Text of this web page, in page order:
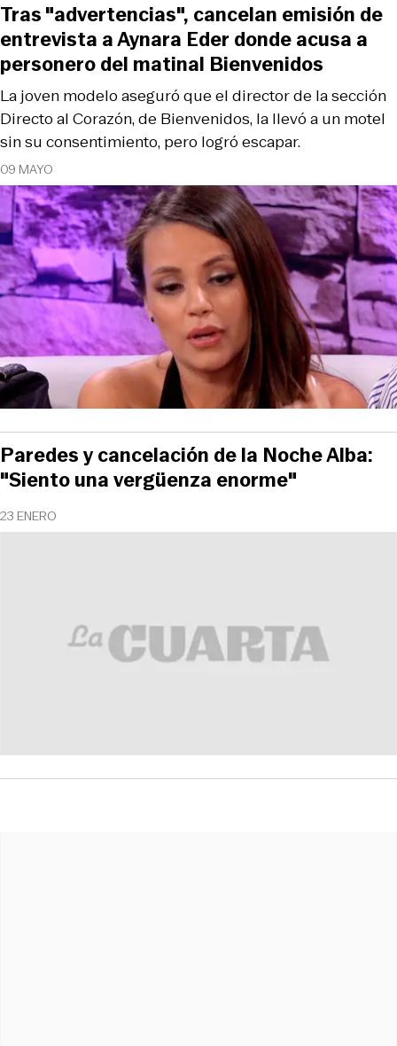
09 MAYO
La joven modelo aseguró que el director de la sección
Directo al Corazón, de Bienvenidos, la llevó a un motel
sin su consentimiento, pero logró escapar.
Tras "advertencias", cancelan emisión de
entrevista a Aynara Eder donde acusa a
personero del matinal Bienvenidos
23 ENERO
Paredes y cancelación de la Noche Alba:
"Siento una vergüenza enorme"